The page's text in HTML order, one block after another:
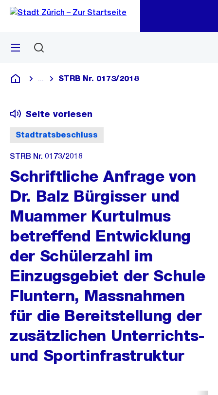
Navigation
Sprunglink
Menü
Deutsch
Blende alle Breadcrumbs ein
STRB Nr. 0173/2018
Stadtratsbeschluss
Seite vorlesen
STRB Nr. 0173/2018
Schriftliche Anfrage von
Dr. Balz Bürgisser und
Muammer Kurtulmus
betreffend Entwicklung
der Schülerzahl im
Einzugsgebiet der Schule
Fluntern, Massnahmen
für die Bereitstellung der
zusätzlichen Unterrichts-
und Sportinfrastruktur